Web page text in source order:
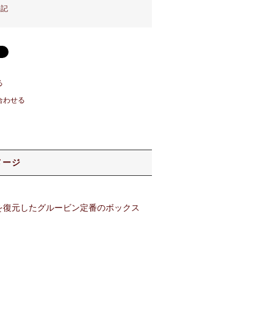
わせる
ージ
元したグルービン定番のボックス